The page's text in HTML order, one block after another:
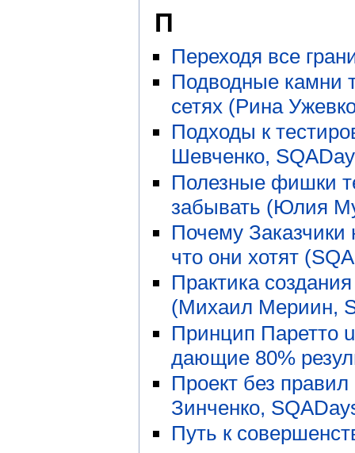
П
Переходя все
Подводные камни
сетях (Рина
Подходы к
Шевченко,
Полезные фишки
забывать (Юлия
Почему
что они хотят
Практика
(Михаил Мериин,
Принцип Паретто
дающие 80%
Проект без
Зинченко,
Путь к